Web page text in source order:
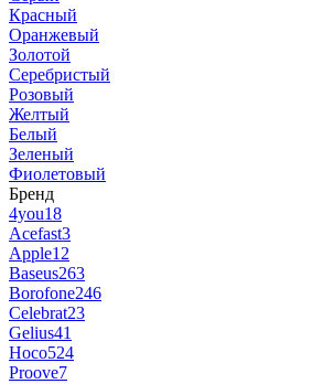
Красный
Оранжевый
Золотой
Серебристый
Розовый
Желтый
Белый
Зеленый
Фиолетовый
Бренд
4you18
Acefast3
Apple12
Baseus263
Borofone246
Celebrat23
Gelius41
Hoco524
Proove7